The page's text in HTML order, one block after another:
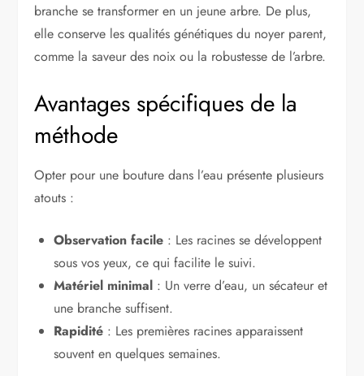
branche se transformer en un jeune arbre. De plus,
elle conserve les qualités génétiques du noyer parent,
comme la saveur des noix ou la robustesse de l’arbre.
Avantages spécifiques de la
méthode
Opter pour une bouture dans l’eau présente plusieurs
atouts :
Observation facile : Les racines se développent
sous vos yeux, ce qui facilite le suivi.
Matériel minimal : Un verre d’eau, un sécateur et
une branche suffisent.
Rapidité : Les premières racines apparaissent
souvent en quelques semaines.